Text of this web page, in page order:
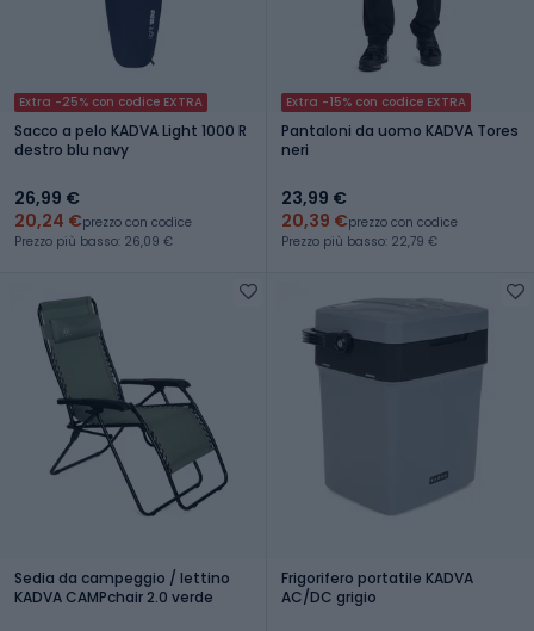
Extra -25% con codice EXTRA
Sacco a pelo KADVA Light 1000 R
destro blu navy
26,99 €
20,24 €prezzo con codice
Prezzo più basso: 26,09 €
Extra -15% con codice EXTRA
Pantaloni da uomo KADVA Tores
neri
23,99 €
20,39 €prezzo con codice
Prezzo più basso: 22,79 €
Sedia da campeggio / lettino
KADVA CAMPchair 2.0 verde
Frigorifero portatile KADVA
AC/DC grigio